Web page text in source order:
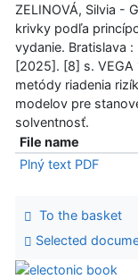
ZELINOVÁ, Silvia -
krivky podľa
vydanie. Bratislava
[2025]. [8] s.
metódy riadenia
modelov pre
solventnosť.
File name
Plný text PDF
To the basket
Selected